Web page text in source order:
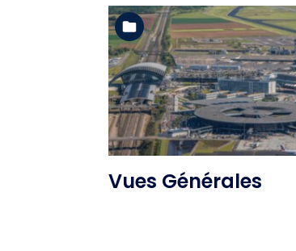
Voir l'album
Vues Générales